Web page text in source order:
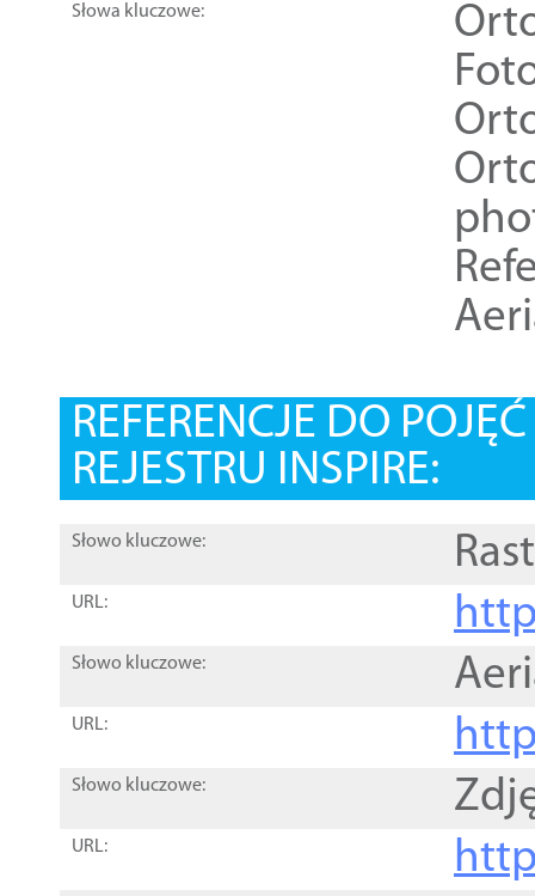
Słowa kluczowe:
REFERENCJE DO
REJESTRU INSPIRE:
Słowo kluczowe:
URL:
Słowo kluczowe:
URL:
Słowo kluczowe:
URL: